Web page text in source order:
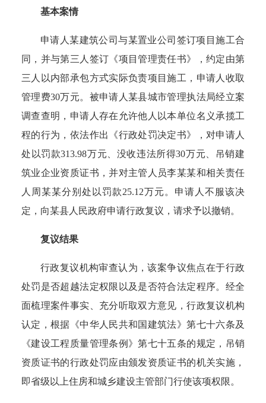
基本案情
申请人某建筑公司与某置业公司签订项目施工合
同，并与第三人签订《项目管理责任书》，约定由第
三人以内部承包方式实际负责项目施工，申请人收取
管理费30万元。被申请人某县城市管理执法局经立案
调查查明，申请人存在允许他人以本单位名义承揽工
程的行为，依法作出《行政处罚决定书》，对申请人
处以罚款313.98万元、没收违法所得30万元、吊销建
筑业企业资质证书，并对主管人员李某某和相关责任
人周某某分别处以罚款25.12万元。申请人不服该决
定，向某县人民政府申请行政复议，请求予以撤销。
复议结果
行政复议机构审查认为，该案争议焦点在于行政
处罚是否超越法定权限以及是否符合法定程序。 经全
面梳理案件事实、充分听取双方意见，行政复议机构
认定，根据《中华人民共和国建筑法》第七十六条及
《建设工程质量管理条例》第七十五条的规定，吊销
资质证书的行政处罚应由颁发资质证书的机关实施，
即省级以上住房和城乡建设主管部门行使该项权限。